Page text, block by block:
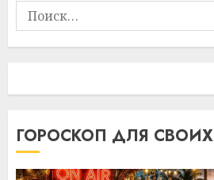
Найти:
ГОРОСКОП ДЛЯ СВОИХ